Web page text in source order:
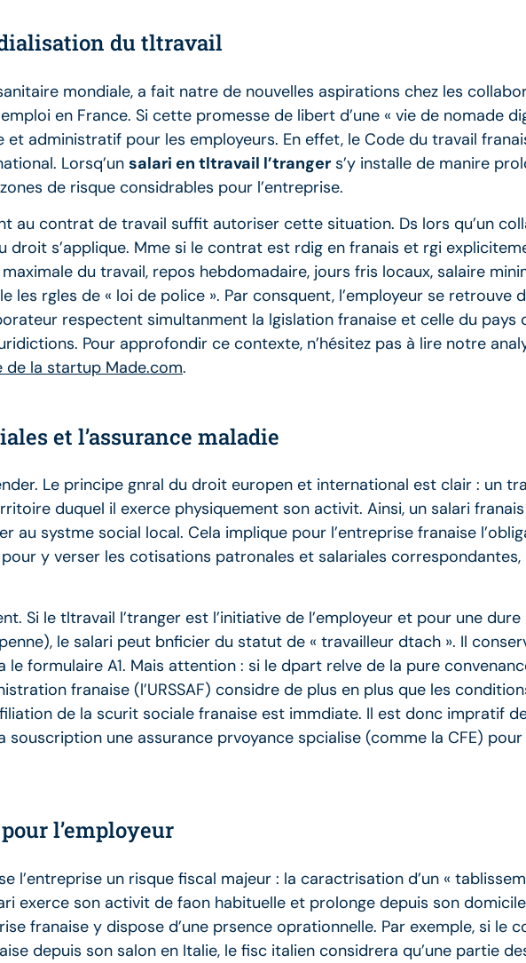
du tltravail
mondiale, a fait natre de nouvelles aspirations chez les
en France. Si cette promesse de libert d’une « vie de nomade
administratif pour les employeurs. En effet, le Code du travail
Lorsq’un salari en tltravail l’tranger s’y installe de manire
de risque considrables pour l’entreprise.
au contrat de travail suffit autoriser cette situation. Ds lors qu’un
s’applique. Mme si le contrat est rdig en franais et rgi
du travail, repos hebdomadaire, jours fris locaux, salaire
les rgles de « loi de police ». Par consquent, l’employeur se retrouve
respectent simultanment la lgislation franaise et celle du pays
Pour approfondir ce contexte, n’hésitez pas à lire notre
de la startup Made.com.
et l’assurance maladie
Le principe gnral du droit europen et international est clair : un
duquel il exerce physiquement son activit. Ainsi, un salari
au systme social local. Cela implique pour l’entreprise franaise
y verser les cotisations patronales et salariales
Si le tltravail l’tranger est l’initiative de l’employeur et pour une
le salari peut bnficier du statut de « travailleur dtach ». Il
formulaire A1. Mais attention : si le dpart relve de la pure
franaise (l’URSSAF) considre de plus en plus que les
de la scurit sociale franaise est immdiate. Il est donc impratif
une assurance prvoyance spcialise (comme la CFE)
l’employeur
l’entreprise un risque fiscal majeur : la caractrisation d’un «
exerce son activit de faon habituelle et prolonge depuis son
franaise y dispose d’une prsence oprationnelle. Par exemple, si le
depuis son salon en Italie, le fisc italien considrera qu’une partie